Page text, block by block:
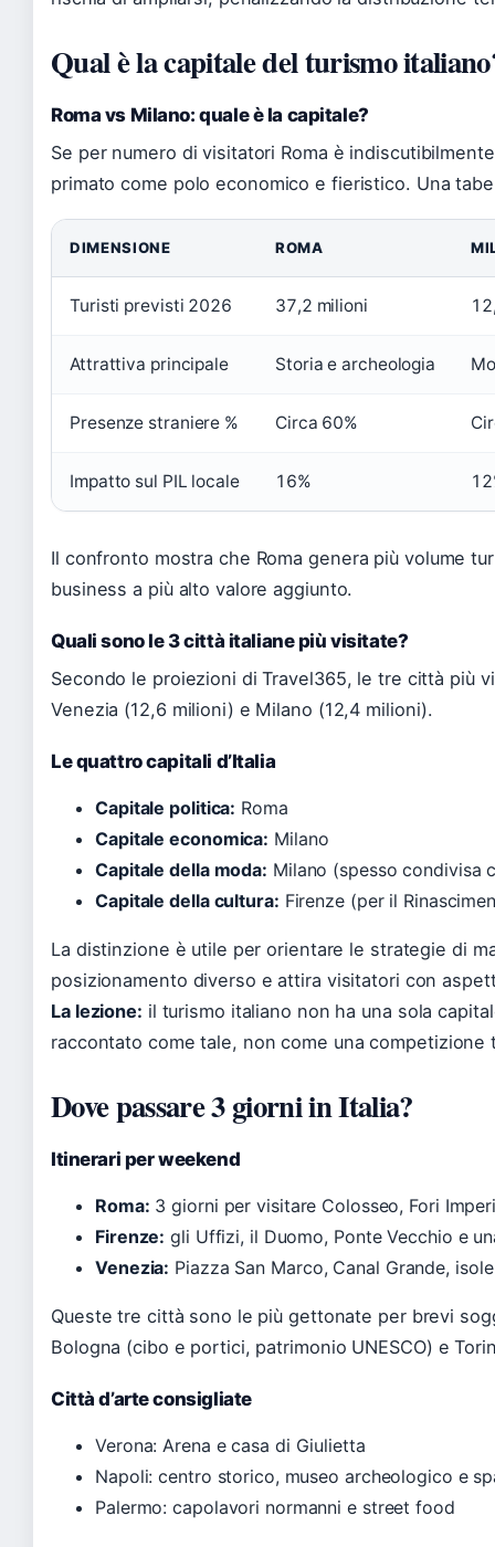
Qual è la capitale del turismo
Roma vs Milano: quale è la capitale?
Se per numero di visitatori Roma è
primato come polo economico e fieristico. Una
DIMENSIONE ROMA
Turisti previsti 2026 37,2 milioni
Attrattiva principale Storia e archeologia
Presenze straniere % Circa 60%
Impatto sul PIL locale 16%
Il confronto mostra che Roma genera più volume
business a più alto valore aggiunto.
Quali sono le 3 città italiane più visitate?
Secondo le proiezioni di Travel365, le tre città più
Venezia (12,6 milioni) e Milano (12,4 milioni).
Le quattro capitali d’Italia
Capitale politica: Roma
Capitale economica: Milano
Capitale della moda: Milano (spesso condivisa
Capitale della cultura: Firenze (per il
La distinzione è utile per orientare le strategie di
posizionamento diverso e attira visitatori con
La lezione: il turismo italiano non ha una sola
raccontato come tale, non come una competizione
Dove passare 3 giorni in Italia?
Itinerari per weekend
Roma: 3 giorni per visitare Colosseo, Fori
Firenze: gli Uffizi, il Duomo, Ponte Vecchio e
Venezia: Piazza San Marco, Canal Grande,
Queste tre città sono le più gettonate per brevi
Bologna (cibo e portici, patrimonio UNESCO) e
Città d’arte consigliate
Verona: Arena e casa di Giulietta
Napoli: centro storico, museo archeologico e
Palermo: capolavori normanni e street food